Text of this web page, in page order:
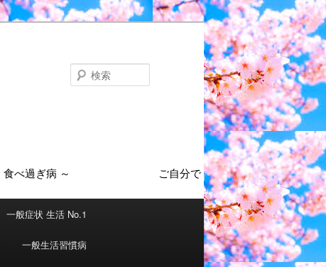
一般症状 生活 No.1
一般生活習慣病